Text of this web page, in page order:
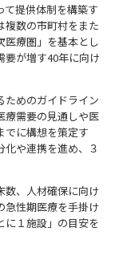
提供体制を構築す
複数の市町村をまた
医療圏」を基本とし
要が増す40年に向け
ためのガイドライン
療需要の見通しや医
でに構想を策定す
や連携を進め、３
数、人材確保に向け
急性期医療を手掛け
に１施設」の目安を